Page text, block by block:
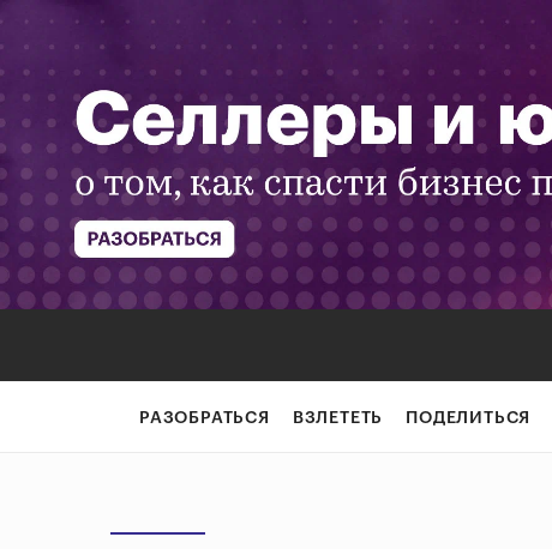
РАЗОБРАТЬСЯ ВЗЛЕТЕТЬ ПОДЕЛИТЬСЯ